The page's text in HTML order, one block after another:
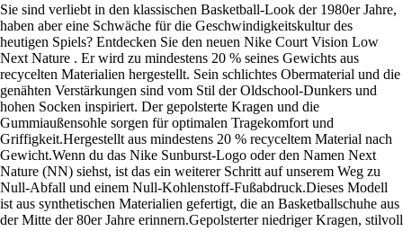
Sie sind verliebt in den klassischen Basketball-Look der 1980er Jahre,
haben aber eine Schwäche für die Geschwindigkeitskultur des
heutigen Spiels? Entdecken Sie den neuen Nike Court Vision Low
Next Nature . Er wird zu mindestens 20 % seines Gewichts aus
recycelten Materialien hergestellt. Sein schlichtes Obermaterial und die
genähten Verstärkungen sind vom Stil der Oldschool-Dunkers und
hohen Socken inspiriert. Der gepolsterte Kragen und die
Gummiaußensohle sorgen für optimalen Tragekomfort und
Griffigkeit.Hergestellt aus mindestens 20 % recyceltem Material nach
Gewicht.Wenn du das Nike Sunburst-Logo oder den Namen Next
Nature (NN) siehst, ist das ein weiterer Schritt auf unserem Weg zu
Null-Abfall und einem Null-Kohlenstoff-Fußabdruck.Dieses Modell
ist aus synthetischen Materialien gefertigt, die an Basketballschuhe aus
der Mitte der 80er Jahre erinnern.Gepolsterter niedriger Kragen, stilvoll